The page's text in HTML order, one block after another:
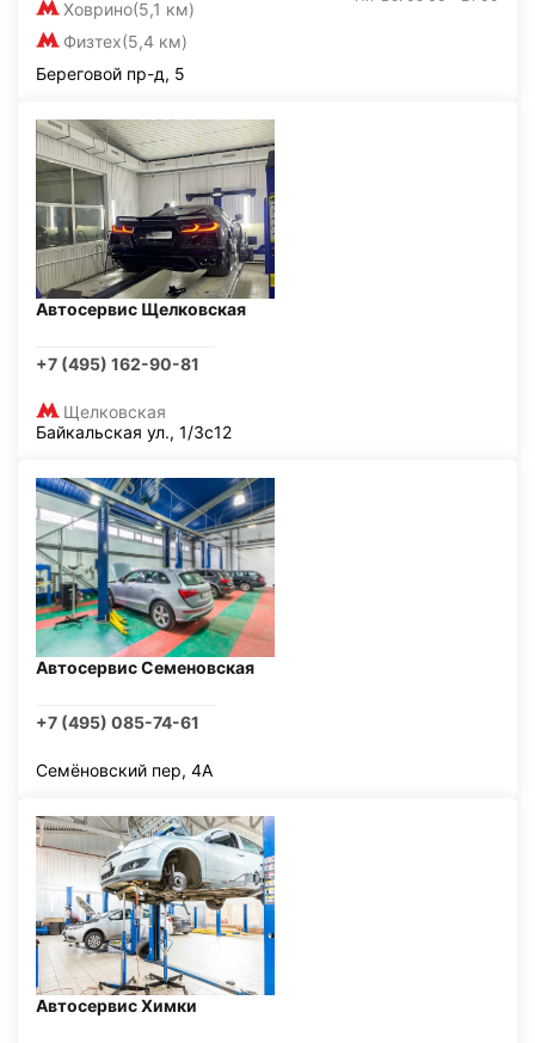
Ховрино(5,1 км)
Физтех(5,4 км)
Береговой пр-д, 5
Автосервис Щелковская
+7 (495) 162-90-81
Щелковская
Байкальская ул., 1/3с12
Автосервис Семеновская
+7 (495) 085-74-61
Семёновский пер, 4А
Автосервис Химки